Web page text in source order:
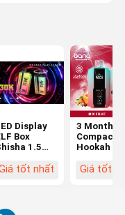
Display
Box
1.5
tốt nhất
3 Month
Compact
Hookah
Smoking
Giá tốt